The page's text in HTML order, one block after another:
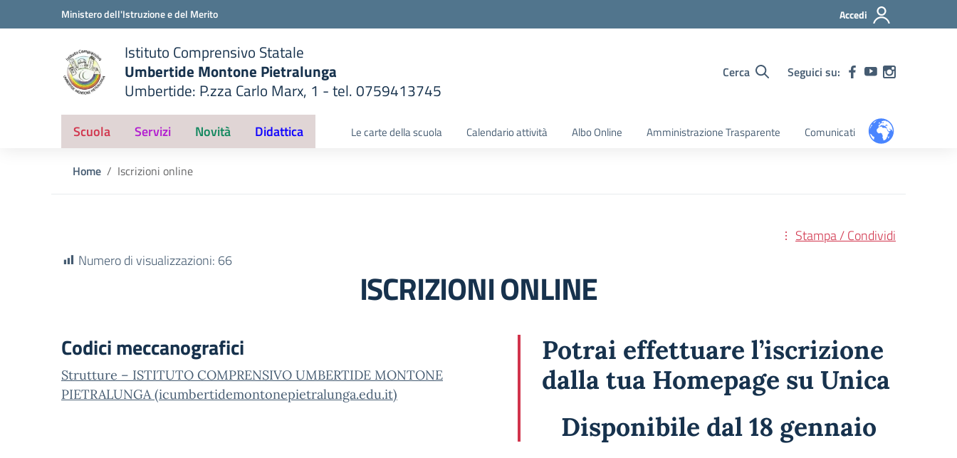
Vai ai contenuti
Vai al menu di navigazioneMinistero dell'Istruzione e del Merito Accedi
scuola
Istituto Comprensivo Statale
Umbertide Montone Pietralunga
Umbertide: P.zza Carlo Marx, 1 - tel. 0759413745
— Visita la pagina iniziale della scuola
Cerca Seguici su:
Scuola Servizi Novità Didattica Le carte della scuola Calendario attività Albo Online Amministrazione Trasparente Comunicati
Home Iscrizioni online
Stampa / Condividi
Numero di visualizzazioni: 66
ISCRIZIONI ONLINE
Codici meccanografici
Strutture – ISTITUTO COMPRENSIVO UMBERTIDE MONTONE
PIETRALUNGA (icumbertidemontonepietralunga.edu.it)
Potrai effettuare l’iscrizione
dalla tua Homepage su Unica
Disponibile dal 18 gennaio